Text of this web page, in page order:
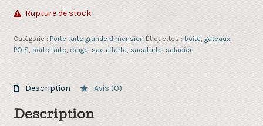
Rupture de stock
Catégorie : Porte tarte grande dimension Étiquettes : boite gateaux,
POIS porte tarte rouge sac a tarte sacatarte saladier
Description Avis (0)
Description